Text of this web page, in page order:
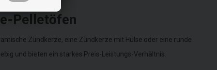
Pelletöfen
Zündkerze, eine Zündkerze mit Hülse oder eine runde
und bieten ein starkes Preis-Leistungs-Verhältnis.